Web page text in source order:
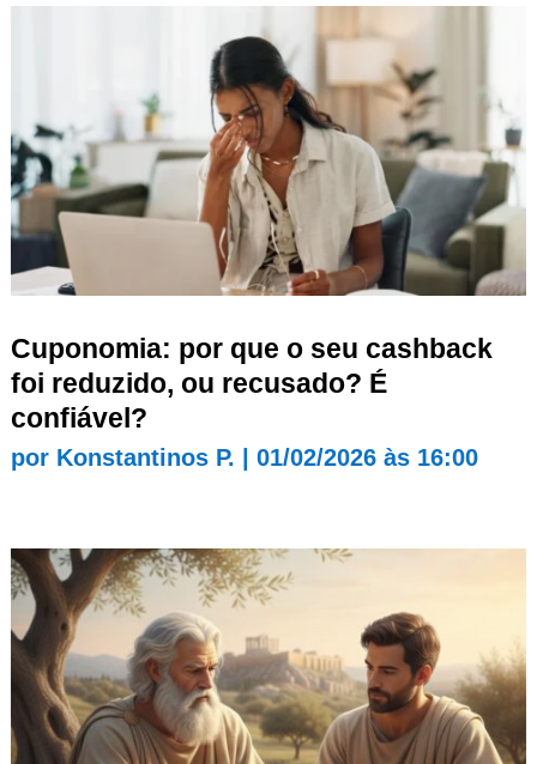
Cuponomia: por que o seu cashback
foi reduzido, ou recusado? É
confiável?
por Konstantinos P. | 01/02/2026 às 16:00